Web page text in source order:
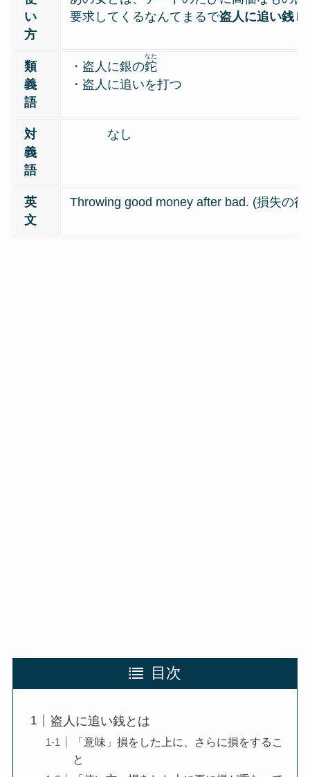
い
方
要求してくるなんてまるで盗人に追い銭
類
義
語
・盗人に銀の鉈
なた
・盗人に追いを打つ
対
義
語
なし
英
文
Throwing good money after bad. (損失の
目次
盗人に追い銭とは
「意味」損をした上に、さらに損をするこ
と